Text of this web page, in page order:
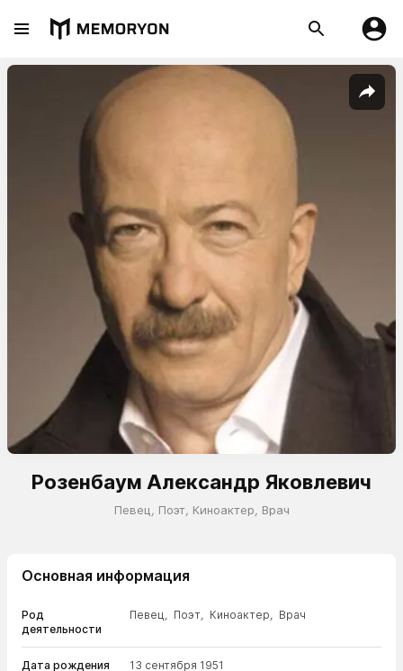
Розенбаум Александр Яковлевич
Певец , Поэт, Киноактер, Врач
Основная информация
Род
деятельности
Певец, Поэт, Киноактер, Врач
Дата рождения 13 сентября 1951